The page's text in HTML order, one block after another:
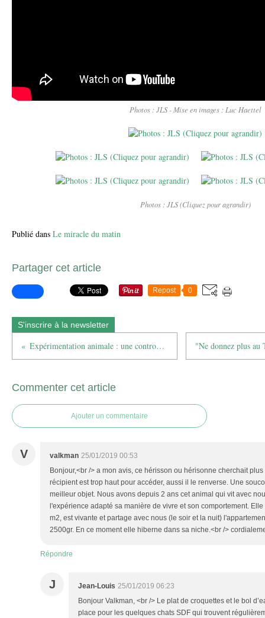
Photos : JLS - Mise en images : Luc Haettel
Photos : JLS (Cliquez pour agrandir)
Publié dans Le miracle du matin
Partager cet article
Repost 0
S'inscrire à la newsletter
Expérimentation animale : une controverse scientifique
Commenter cet article
Ajouter un commentaire
V valkman 25/01/2019 00:53
Bonjour,<br /> a mon avis, ce hérisson ou hérisonne cherchait
récipient est trop haut pour accéder, aussi il le renverse. Une
meilleur objet. Nous avons depuis 2 ans cet animal qui vit avec
l'expérience adapté sa manière de vivre et son comportement.
m2, est vivante et partage avec nous (le soir et la nuit)
2500gr. En ce moment elle hiberne dans sa niche.<br />
Répondre
J Jean-Louis 25/01/2019 06:23
Bonjour Valkman, <br /> Le plat de croquettes et le bol
place pour les quelques chats SDF qui trouvent